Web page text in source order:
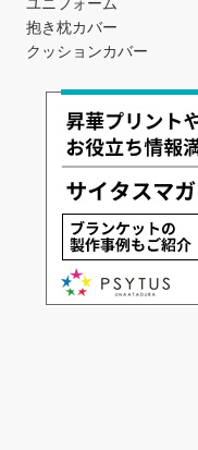
抱き枕カバー
クッションカバー